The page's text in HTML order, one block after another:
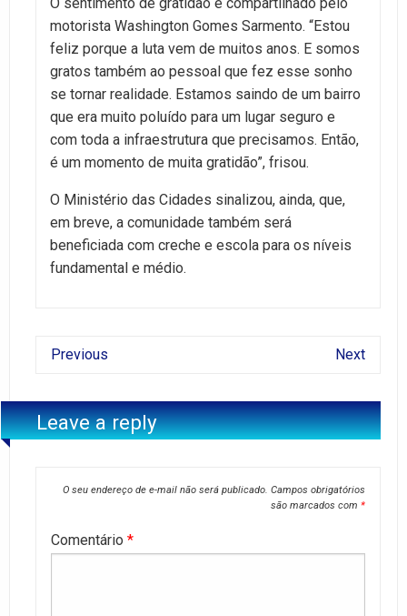
motorista Washington Gomes Sarmento. “Estou
feliz porque a luta vem de muitos anos. E somos
gratos também ao pessoal que fez esse sonho
se tornar realidade. Estamos saindo de um bairro
que era muito poluído para um lugar seguro e
com toda a infraestrutura que precisamos. Então,
é um momento de muita gratidão”, frisou.
O Ministério das Cidades sinalizou, ainda, que,
em breve, a comunidade também será
beneficiada com creche e escola para os níveis
fundamental e médio.
Previous Next
Leave a reply
O seu endereço de e-mail não será publicado. Campos obrigatórios
são marcados com *
Comentário *